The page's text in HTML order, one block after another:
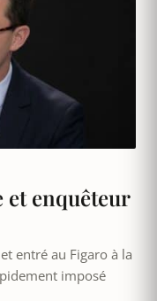
et enquêteur
entré au Figaro à la
imposé